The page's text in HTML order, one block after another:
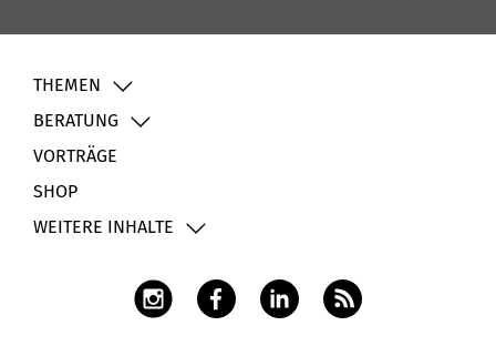
THEMEN
BERATUNG
VORTRÄGE
SHOP
WEITERE INHALTE